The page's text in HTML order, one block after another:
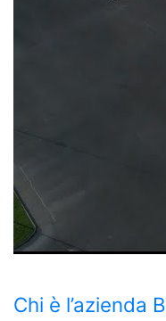
Chi è l’azienda